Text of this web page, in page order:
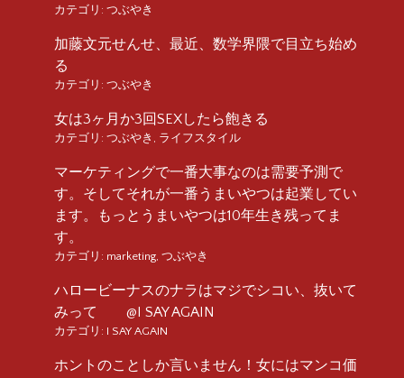
カテゴリ: つぶやき
加藤文元せんせ、最近、数学界隈で目立ち始め
る
カテゴリ: つぶやき
女は3ヶ月か3回SEXしたら飽きる
カテゴリ: つぶやき , ライフスタイル
マーケティングで一番大事なのは需要予測で
す。そしてそれが一番うまいやつは起業してい
ます。もっとうまいやつは10年生き残ってま
す。
カテゴリ: marketing, つぶやき
ハロービーナスのナラはマジでシコい、抜いて
みって @I SAY AGAIN
カテゴリ: I SAY AGAIN
ホントのことしか言いません！女にはマンコ価